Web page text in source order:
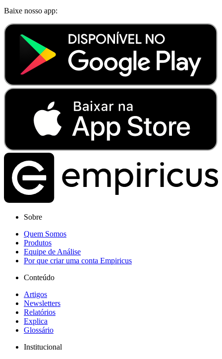
Baixe nosso app:
Sobre
Quem Somos
Produtos
Equipe de Análise
Por que criar uma conta Empiricus
Conteúdo
Artigos
Newsletters
Relatórios
Explica
Glossário
Institucional